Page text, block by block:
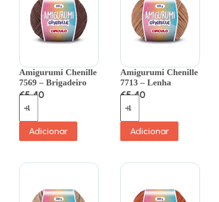
Amigurumi Chenille
7569 – Brigadeiro
€5.40
Adicionar
Amigurumi Chenille
7713 – Lenha
€5.40
Adicionar